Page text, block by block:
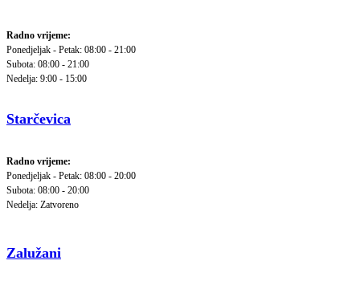
Radno vrijeme:
Ponedjeljak - Petak: 08:00 - 21:00
Subota: 08:00 - 21:00
Nedelja: 9:00 - 15:00
Starčevica
Radno vrijeme:
Ponedjeljak - Petak: 08:00 - 20:00
Subota: 08:00 - 20:00
Nedelja: Zatvoreno
Zalužani